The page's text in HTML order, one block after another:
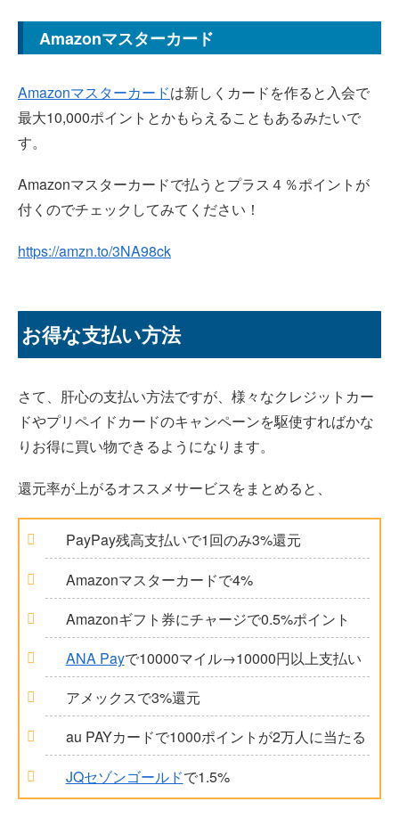
Amazonマスターカード
Amazonマスターカードは新しくカードを作ると入会で
最大10,000ポイントとかもらえることもあるみたいで
す。
Amazonマスターカードで払うとプラス４％ポイントが
付くのでチェックしてみてください！
https://amzn.to/3NA98ck
お得な支払い方法
さて、肝心の支払い方法ですが、様々なクレジットカー
ドやプリペイドカードのキャンペーンを駆使すればかな
りお得に買い物できるようになります。
還元率が上がるオススメサービスをまとめると、
PayPay残高支払いで1回のみ3%還元
Amazonマスターカードで4%
Amazonギフト券にチャージで0.5%ポイント
ANA Payで10000マイル→10000円以上支払い
アメックスで3%還元
au PAYカードで1000ポイントが2万人に当たる
JQセゾンゴールドで1.5%